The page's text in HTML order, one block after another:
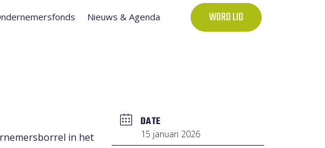
Nieuws & Agenda WORD LID
in het
DATE
15 januari 2026